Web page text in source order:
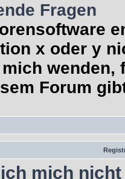
Fragen
x oder y
Forum
mich